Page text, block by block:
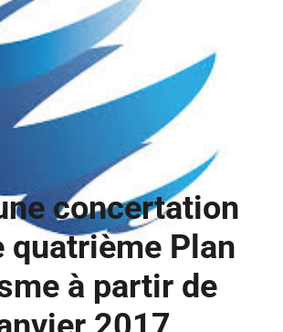
concertation
quatrième Plan
à partir de